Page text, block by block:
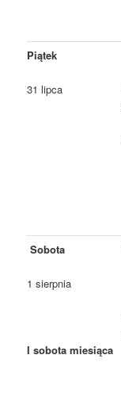
Piątek
31 lipca
Sobota
1 sierpnia
I sobota miesiąca